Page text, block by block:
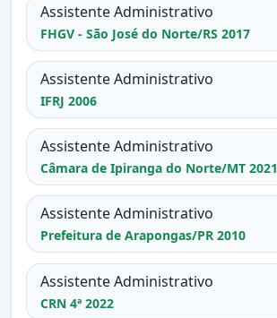
Assistente Administrativo
FHGV - São José do Norte/RS 2017
Assistente Administrativo
IFRJ 2006
Assistente Administrativo
Câmara de Ipiranga do Norte/MT 2021
Assistente Administrativo
Prefeitura de Arapongas/PR 2010
Assistente Administrativo
CRN 4ª 2022